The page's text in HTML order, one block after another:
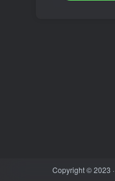
Copyright © 2023 ·